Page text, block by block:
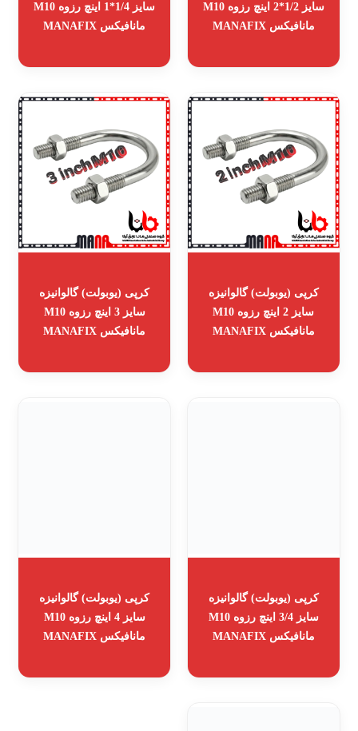
سایز 1/2*2 اینچ رزوه M10
مانافیکس MANAFIX
سایز 1/4*1 اینچ رزوه M10
مانافیکس MANAFIX
کرپی (یوبولت) گالوانیزه
سایز 2 اینچ رزوه M10
مانافیکس MANAFIX
کرپی (یوبولت) گالوانیزه
سایز 3 اینچ رزوه M10
مانافیکس MANAFIX
کرپی (یوبولت) گالوانیزه
سایز 3/4 اینچ رزوه M10
مانافیکس MANAFIX
کرپی (یوبولت) گالوانیزه
سایز 4 اینچ رزوه M10
مانافیکس MANAFIX